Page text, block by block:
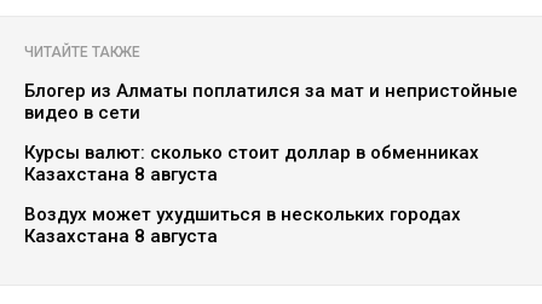
ЧИТАЙТЕ ТАКЖЕ
Блогер из Алматы поплатился за мат и непристойные
видео в сети
Курсы валют: сколько стоит доллар в обменниках
Казахстана 8 августа
Воздух может ухудшиться в нескольких городах
Казахстана 8 августа